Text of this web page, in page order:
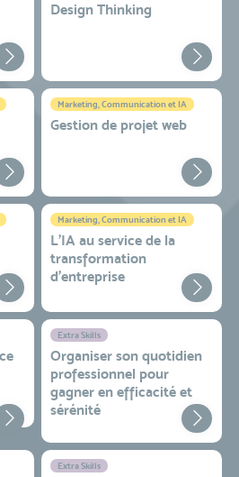
Design Thinking
Marketing, Communication et IA
Gestion de projet web
Marketing, Communication et IA
L'IA au service de la
transformation
d'entreprise
Extra Skills
Organiser son quotidien
professionnel pour
gagner en efficacité et
sérénité
Extra Skills